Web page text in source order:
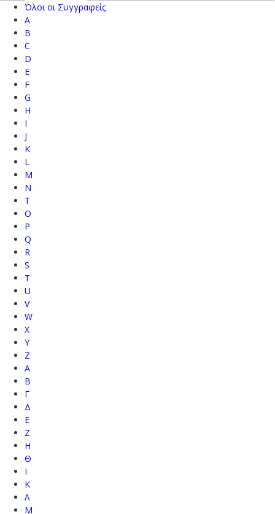
Όλοι οι Συγγραφείς
A
B
C
D
E
F
G
H
I
J
K
L
M
N
T
O
P
Q
R
S
T
U
V
W
X
Y
Z
Α
Β
Γ
Δ
Ε
Ζ
Η
Θ
Ι
Κ
Λ
Μ